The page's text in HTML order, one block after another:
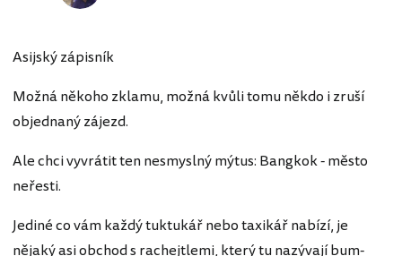
Asijský zápisník
Možná někoho zklamu, možná kvůli tomu někdo i zruší
objednaný zájezd.
Ale chci vyvrátit ten nesmyslný mýtus: Bangkok - město
neřesti.
Jediné co vám každý tuktukář nebo taxikář nabízí, je
nějaký asi obchod s rachejtlemi, který tu nazývají bum-